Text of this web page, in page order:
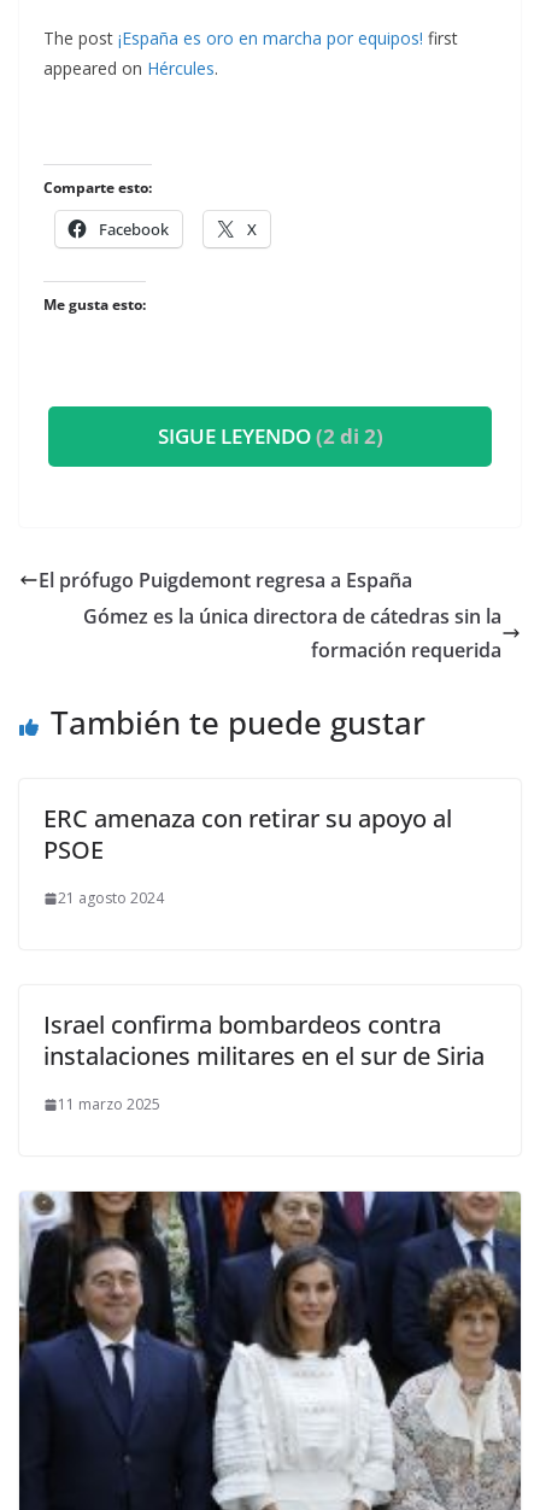
The post ¡España es oro en marcha por equipos! first
appeared on Hércules.
Comparte esto:
Facebook X
Me gusta esto:
SIGUE LEYENDO(2 di 2)
El prófugo Puigdemont regresa a España
Gómez es la única directora de cátedras sin la
formación requerida
También te puede gustar
ERC amenaza con retirar su apoyo al
PSOE
21 agosto 2024
Israel confirma bombardeos contra
instalaciones militares en el sur de Siria
11 marzo 2025